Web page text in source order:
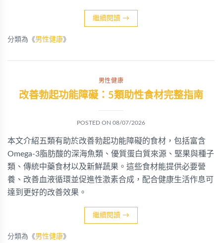
繼續閱讀 →
分類為《男性健康》
男性健康
改善勃起功能障礙：5類助性食材完整指南
POSTED ON 08/07/2026
本文介紹五類有助於改善勃起功能障礙的食材，包括富含
Omega-3脂肪酸的深海魚類、優質蛋白質來源、堅果與種子
類、傳統中藥食材以及新鮮蔬果。這些食材能提供必要營
養、改善血液循環並促進性激素合成，配合健康生活作息可
達到更好的改善效果。
繼續閱讀 →
分類為《男性健康》